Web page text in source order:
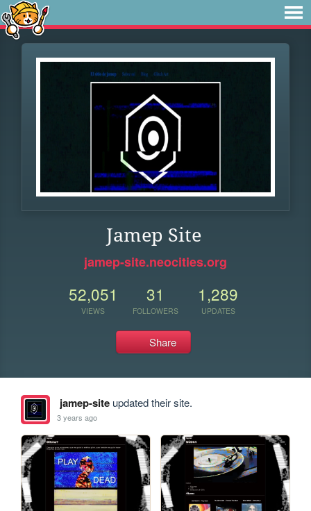
Jamep Site
jamep-site.neocities.org
52,051
VIEWS
31
FOLLOWERS
1,289
UPDATES
Share
jamep-siteupdated their site.
3 years ago